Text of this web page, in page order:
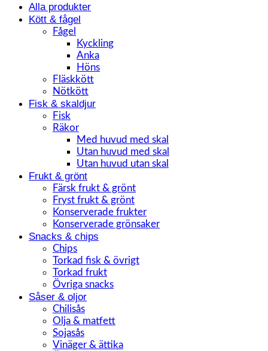
Alla produkter
Kött & fågel
Fågel
Kyckling
Anka
Höns
Fläskkött
Nötkött
Fisk & skaldjur
Fisk
Räkor
Med huvud med skal
Utan huvud med skal
Utan huvud utan skal
Frukt & grönt
Färsk frukt & grönt
Fryst frukt & grönt
Konserverade frukter
Konserverade grönsaker
Snacks & chips
Chips
Torkad fisk & övrigt
Torkad frukt
Övriga snacks
Såser & oljor
Chilisås
Olja & matfett
Sojasås
Vinäger & ättika